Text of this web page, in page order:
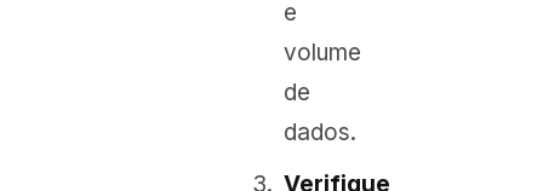
e
volume
de
dados.
Verifique